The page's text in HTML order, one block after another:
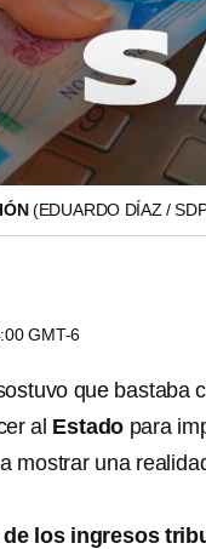
(EDUARDO DÍAZ /
GMT-6
que bastaba
al Estado para
mostrar una
de los ingresos